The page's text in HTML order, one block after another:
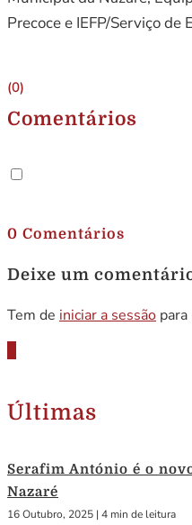
Precoce e IEFP/Serviço
(0)
Comentários
0 Comentários
Deixe um
Tem de iniciar a sessão
Últimas
Serafim António é o
Nazaré
16 Outubro, 2025 | 4 min de leitura